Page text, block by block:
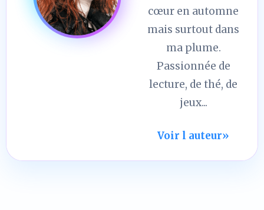
cœur en automne
mais surtout dans
ma plume.
Passionnée de
lecture, de thé, de
jeux...
Voir l auteur»